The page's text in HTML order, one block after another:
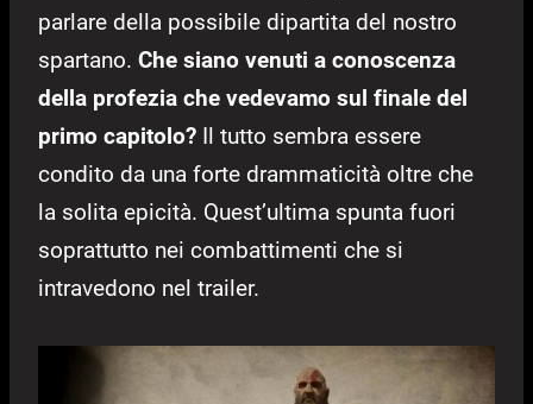
parlare della possibile dipartita del nostro
spartano. Che siano venuti a conoscenza
della profezia che vedevamo sul finale del
primo capitolo? Il tutto sembra essere
condito da una forte drammaticità oltre che
la solita epicità. Quest’ultima spunta fuori
soprattutto nei combattimenti che si
intravedono nel trailer.